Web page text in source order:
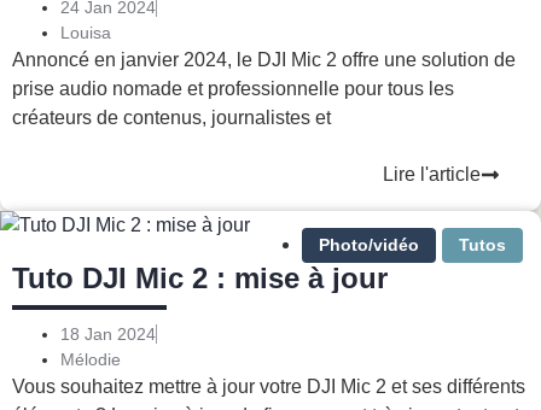
24 Jan 2024
Louisa
Annoncé en janvier 2024, le DJI Mic 2 offre une solution de
prise audio nomade et professionnelle pour tous les
créateurs de contenus, journalistes et
Lire l'article
Photo/vidéo Tutos
Tuto DJI Mic 2 : mise à jour
18 Jan 2024
Mélodie
Vous souhaitez mettre à jour votre DJI Mic 2 et ses différents